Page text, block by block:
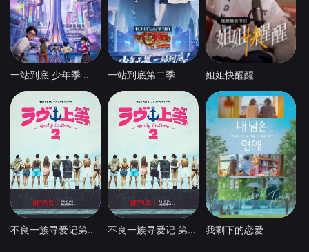
一站到底 少年季 第2季 一站到底第二季 姐姐快醒醒
不良一族寻爱记第二季 不良一族寻爱记 第二季 我剩下的恋爱